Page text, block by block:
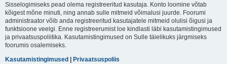
Sisselogimiseks pead olema registreeritud kasutaja. Konto loomine võtab
kõigest mõne minuti, ning annab sulle mitmeid võimalusi juurde. Foorumi
administraator võib anda registreeritud kasutajatele mitmeid olulisi õigusi ja
funktsioone veelgi. Enne registreerumist loe kindlasti läbi kasutamistingimused
ja privaatsuspoliitika. Kasutamistingimused on Sulle täielikuks järgmiseks
foorumis osalemiseks.
Kasutamistingimused | Privaatsuspoliis